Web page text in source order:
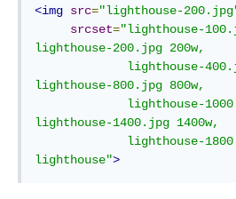
<img src="lighthouse-
srcset="lighthouse-
lighthouse-200.jpg 200w,
lighthouse-800.jpg 800w,
lighthouse-1400.jpg 1400w,
lighthouse">